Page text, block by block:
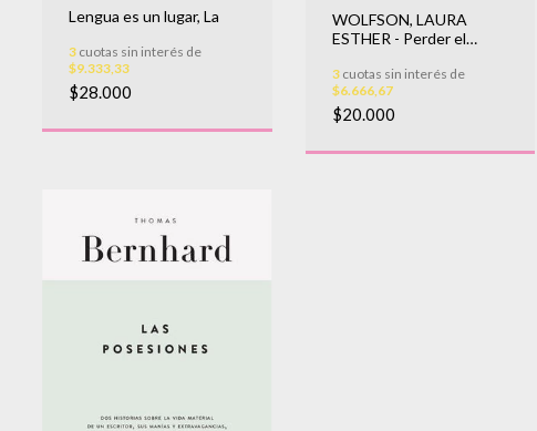
Lengua es un lugar, La
3 cuotas sin interés de
$9.333,33
$28.000
WOLFSON, LAURA
ESTHER - Perder el
3cuotas sin interés de
$6.666,67
$20.000